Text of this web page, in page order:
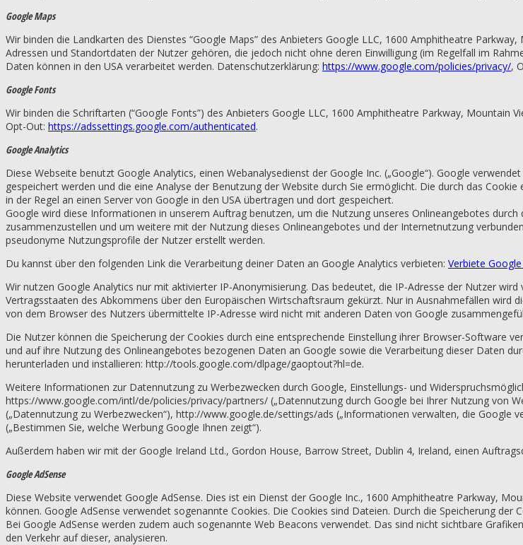
Google Maps
Wir binden die Landkarten des Dienstes “Google Maps” des Anbieters Google LLC, 1600 Amphitheatre
Adressen und Standortdaten der Nutzer gehören, die jedoch nicht ohne deren Einwilligung (im Regelfall im
Daten können in den USA verarbeitet werden. Datenschutzerklärung: https://www.google.com/policies/privacy/,
Google Fonts
Wir binden die Schriftarten (“Google Fonts”) des Anbieters Google LLC, 1600 Amphitheatre Parkway, Mountain
Opt-Out: https://adssettings.google.com/authenticated.
Google Analytics
Diese Webseite benutzt Google Analytics, einen Webanalysedienst der Google Inc. („Google“). Google
gespeichert werden und die eine Analyse der Benutzung der Website durch Sie ermöglicht. Die durch das
in der Regel an einen Server von Google in den USA übertragen und dort gespeichert.
Google wird diese Informationen in unserem Auftrag benutzen, um die Nutzung unseres Onlineangebotes
zusammenzustellen und um weitere mit der Nutzung dieses Onlineangebotes und der Internetnutzung
pseudonyme Nutzungsprofile der Nutzer erstellt werden.
Du kannst über den folgenden Link die Verarbeitung deiner Daten an Google Analytics verbieten: Verbiete
Wir nutzen Google Analytics nur mit aktivierter IP-Anonymisierung. Das bedeutet, die IP-Adresse der Nutzer
Vertragsstaaten des Abkommens über den Europäischen Wirtschaftsraum gekürzt. Nur in Ausnahmefällen wird
von dem Browser des Nutzers übermittelte IP-Adresse wird nicht mit anderen Daten von Google
Die Nutzer können die Speicherung der Cookies durch eine entsprechende Einstellung ihrer Browser-Software
und auf ihre Nutzung des Onlineangebotes bezogenen Daten an Google sowie die Verarbeitung dieser Daten
herunterladen und installieren: http://tools.google.com/dlpage/gaoptout?hl=de.
Weitere Informationen zur Datennutzung zu Werbezwecken durch Google, Einstellungs- und
https://www.google.com/intl/de/policies/privacy/partners/ („Datennutzung durch Google bei Ihrer Nutzung von
(„Datennutzung zu Werbezwecken“), http://www.google.de/settings/ads („Informationen verwalten, die
(„Bestimmen Sie, welche Werbung Google Ihnen zeigt“).
Außerdem haben wir mit der Google Ireland Ltd., Gordon House, Barrow Street, Dublin 4, Ireland, einen
Google AdSense
Diese Website verwendet Google AdSense. Dies ist ein Dienst der Google Inc., 1600 Amphitheatre Parkway,
können. Google AdSense verwendet sogenannte Cookies. Die Cookies sind Dateien. Durch die Speicherung
Bei Google AdSense werden zudem auch sogenannte Web Beacons verwendet. Das sind nicht sichtbare
den Verkehr auf dieser, analysieren.